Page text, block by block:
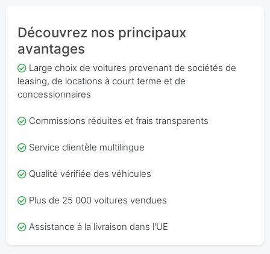
Découvrez nos principaux
avantages
Large choix de voitures provenant de sociétés de
leasing, de locations à court terme et de
concessionnaires
Commissions réduites et frais transparents
Service clientèle multilingue
Qualité vérifiée des véhicules
Plus de 25 000 voitures vendues
Assistance à la livraison dans l'UE